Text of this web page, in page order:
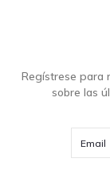
Regístrese para
sobre las